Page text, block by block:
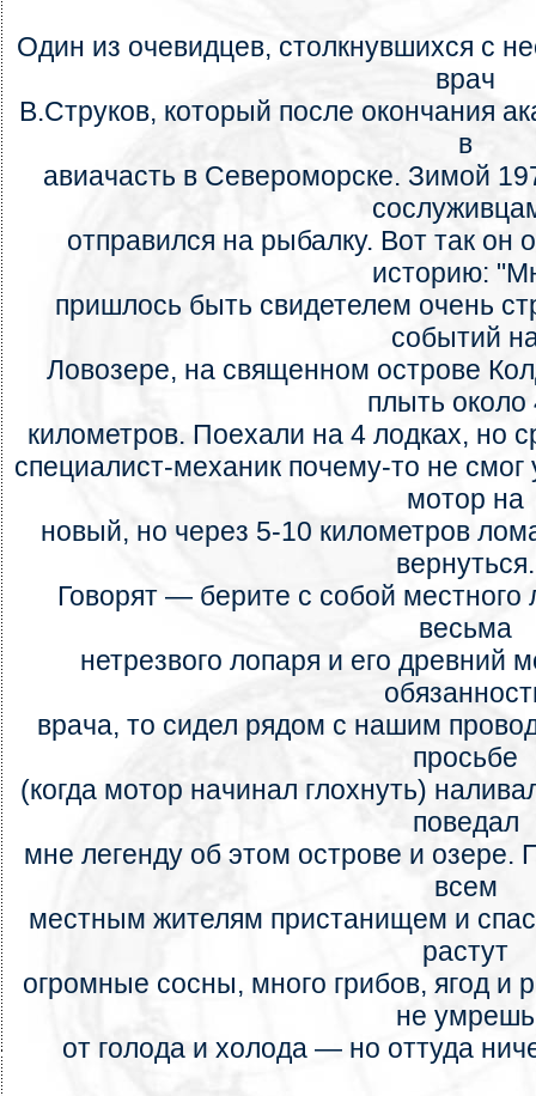
Один из очевидцев, столкнувшихся с
врач
В.Струков, который после окончания
в
авиачасть в Североморске. Зимой
отправился на рыбалку. Вот так
историю:
пришлось быть свидетелем очень
событий
Ловозере, на священном острове
плыть около
километров. Поехали на 4 лодках, но
специалист-механик почему-то не
мотор на
новый, но через 5-10 километров
вернуться.
Говорят — берите с собой
весьма
нетрезвого лопаря и его древний
врача, то сидел рядом с нашим
просьбе
(когда мотор начинал глохнуть)
поведал
мне легенду об этом острове и озере.
всем
местным жителям пристанищем и
растут
огромные сосны, много грибов, ягод
не умрешь
от голода и холода — но оттуда